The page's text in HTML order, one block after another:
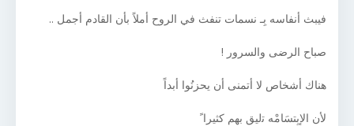
فيبث أنفاسه بِـ نسمات تنفث في الروح أملاً بأن القادم أجمل ..
صباح الرضى والسرور !
ﻫﻨﺎﻙ ﺃﺷﺨﺎﺹ ﻻ ﺃﺗﻤﻨﻰ ﺃﻥ ﻳﺤﺰﻧُﻮﺍ ﺃﺑﺪﺍً
ﻷﻥ ﺍﻹﺑِﺘﺴَﺎﻣْﻪ ﺗليق بهم كثيرﺍ ً